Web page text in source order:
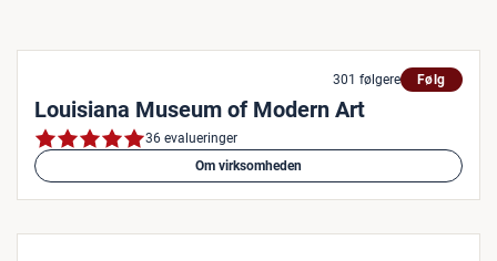
301 følgere Følg
Louisiana Museum of Modern Art
36 evalueringer
Om virksomheden